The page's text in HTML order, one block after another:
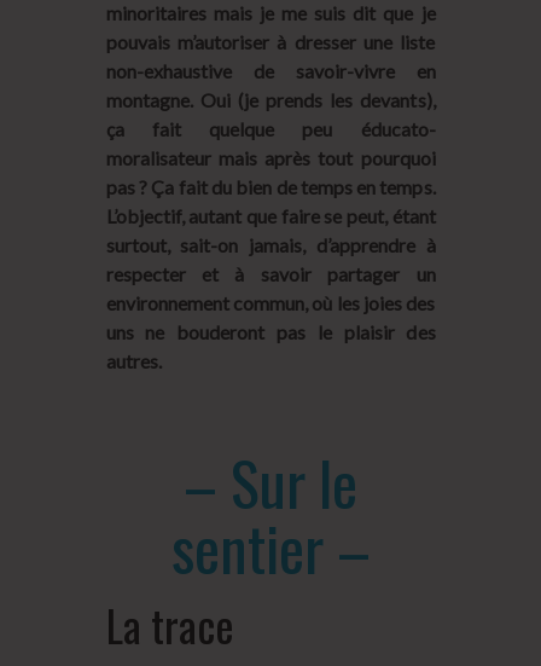
minoritaires mais je me suis dit que je
pouvais m’autoriser à dresser une liste
non-exhaustive de savoir-vivre en
montagne. Oui (je prends les devants),
ça fait quelque peu éducato-
moralisateur mais après tout pourquoi
pas ? Ça fait du bien de temps en temps.
L’objectif, autant que faire se peut, étant
surtout, sait-on jamais, d’apprendre à
respecter et à savoir partager un
environnement commun, où les joies des
uns ne bouderont pas le plaisir des
autres.
– Sur le
sentier –
La trace